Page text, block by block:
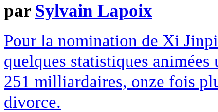
par Sylvain Lapoix
Pour la nomination de Xi
quelques statistiques
251 milliardaires, onze fois
divorce.